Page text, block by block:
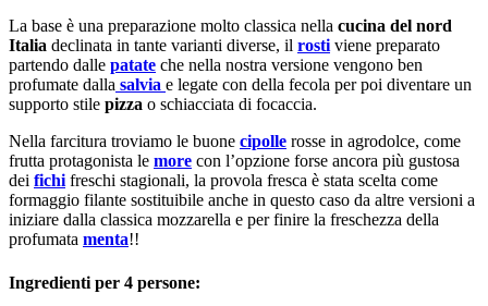
La base è una preparazione molto classica nella cucina del nord
Italia declinata in tante varianti diverse, il rostiviene preparato
partendo dalle patate che nella nostra versione vengono ben
profumate dalla salvia e legate con della fecola per poi diventare un
supporto stile pizza o schiacciata di focaccia.
Nella farcitura troviamo le buone cipolle rosse in agrodolce, come
frutta protagonista le more con l’opzione forse ancora più gustosa
dei fichifreschi stagionali, la provola fresca è stata scelta come
formaggio filante sostituibile anche in questo caso da altre versioni a
iniziare dalla classica mozzarella e per finire la freschezza della
profumata menta!!
Ingredienti per 4 persone: